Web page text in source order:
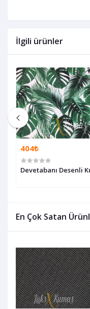
En Çok Satan
İlgili ürünler
404₺
Devetabanı Desenli